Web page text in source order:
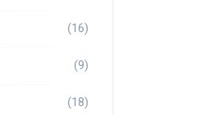
(16)
(9)
(18)